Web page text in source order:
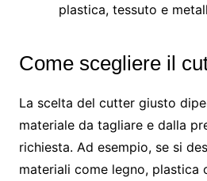
plastica, tessuto e
Come scegliere il
La scelta del cutter giusto
materiale da tagliare e dalla
richiesta. Ad esempio, se si
materiali come legno, plastica